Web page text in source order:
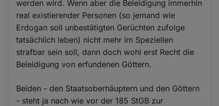
werden wird. Wenn aber die Beleidigung immerhin
real existierender Personen (so jemand wie
Erdogan soll unbestätigten Gerüchten zufolge
tatsächlich leben) nicht mehr im Speziellen
strafbar sein soll, dann doch wohl erst Recht die
Beleidigung von erfundenen Göttern.
Beiden - den Staatsoberhäuptern und den Göttern
- steht ja nach wie vor der 185 StGB zur